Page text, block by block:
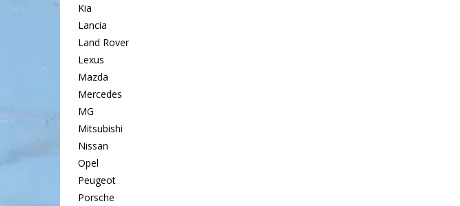
Kia
Lancia
Land Rover
Lexus
Mazda
Mercedes
MG
Mitsubishi
Nissan
Opel
Peugeot
Porsche